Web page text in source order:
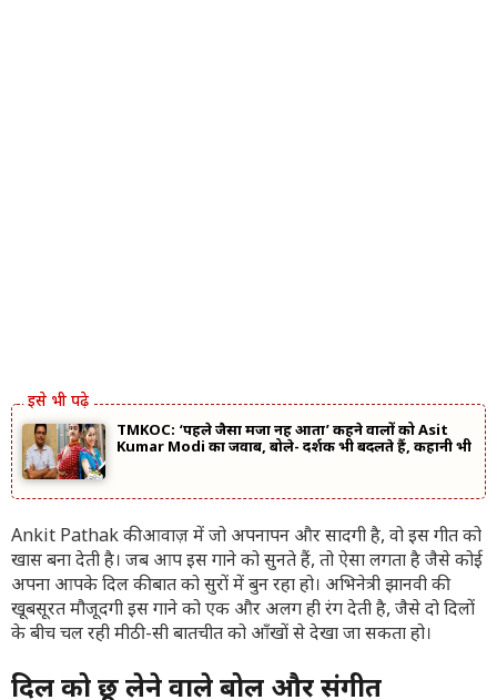
TMKOC: ‘पहले जैसा मजा नहीं आता’ कहने वालों को Asit
Kumar Modi का जवाब, बोले- दर्शक भी बदलते हैं, कहानी भी
Ankit Pathak की आवाज़ में जो अपनापन और सादगी है, वो इस गीत को
खास बना देती है। जब आप इस गाने को सुनते हैं, तो ऐसा लगता है जैसे कोई
अपना आपके दिल की बात को सुरों में बुन रहा हो। अभिनेत्री झानवी की
खूबसूरत मौजूदगी इस गाने को एक और अलग ही रंग देती है, जैसे दो दिलों
के बीच चल रही मीठी-सी बातचीत को आँखों से देखा जा सकता हो।
दिल को छू लेने वाले बोल और संगीत